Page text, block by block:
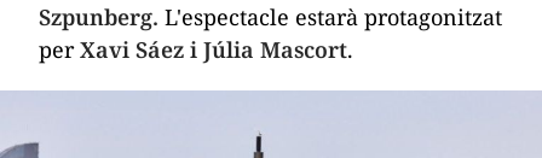
Szpunberg. L'espectacle estarà protagonitzat
perXavi Sáez i Júlia Mascort.